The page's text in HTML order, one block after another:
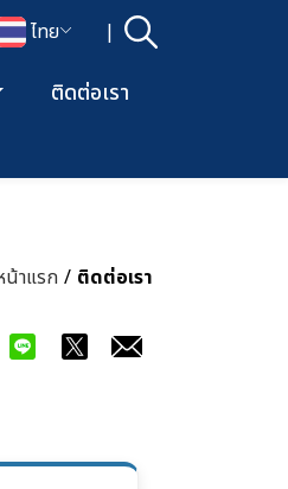
ไซต์
เปลี่ยนภาษา
ไทย | ค้นหา
หาข้อมูลหลักของเว็บไซต์
ติดต่อเรา
น้าแรก / ติดต่อเรา